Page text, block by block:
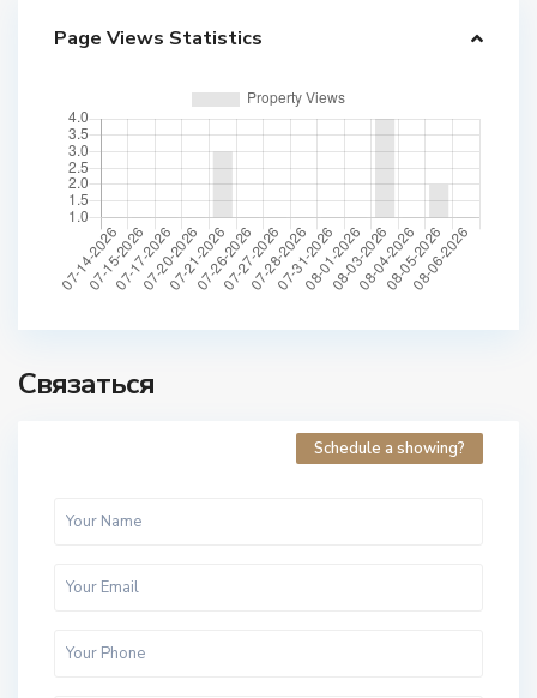
Page Views Statistics
Связаться
Schedule a showing?